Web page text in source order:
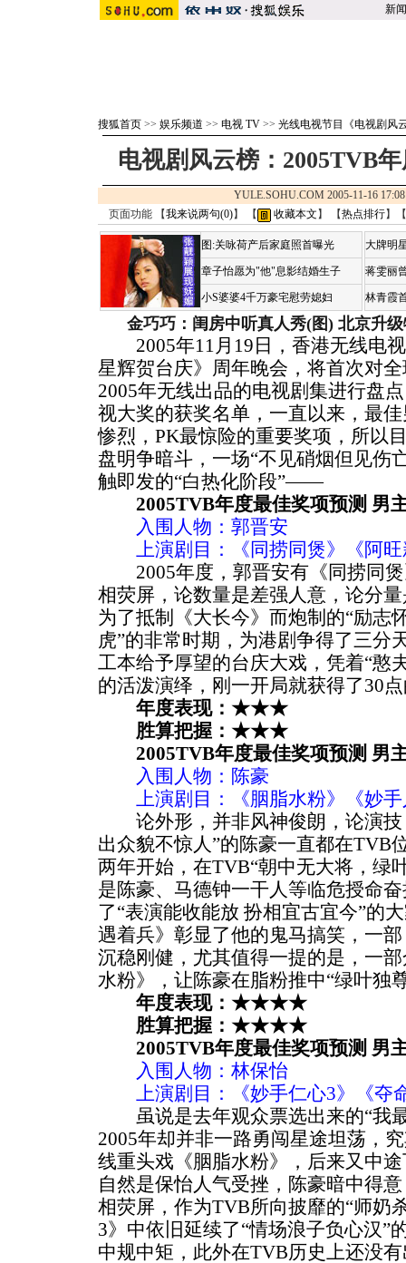
新闻
搜狐首页 >> 娱乐频道 >> 电视 TV >> 光线电视节目《电视剧风
电视剧风云榜：2005TVB
YULE.SOHU.COM 2005-11-16
页面功能 【我来说两句(0)】 【 收藏本文 】 【热点排行】【
图:关咏荷产后家庭照首曝光
章子怡愿为"他"息影结婚生子
小S婆婆4千万豪宅慰劳媳妇
大牌明
蒋雯丽
林青霞
金巧巧：闺房中听真人秀(图) 北京升
2005年11月19日，香港无线电
星辉贺台庆》周年晚会，将首次对
2005年无线出品的电视剧集进行盘
视大奖的获奖名单，一直以来，最
惨烈，PK最惊险的重要奖项，所以
盘明争暗斗，一场“不见硝烟但见伤
触即发的“白热化阶段”——
2005TVB年度最佳奖项预测 男
入围人物：郭晋安
上演剧目：《同捞同煲》《阿
2005年度，郭晋安有《同捞同煲
相荧屏，论数量是差强人意，论分
为了抵制《大长今》而炮制的“励志
虎”的非常时期，为港剧争得了三分
工本给予厚望的台庆大戏，凭着“憨
的活泼演绎，刚一开局就获得了30
年度表现：★★★
胜算把握：★★★
2005TVB年度最佳奖项预测 男
入围人物：陈豪
上演剧目：《胭脂水粉》《妙手
论外形，并非风神俊朗，论演技
出众貌不惊人”的陈豪一直都在TVB
两年开始，在TVB“朝中无大将，绿
是陈豪、马德钟一干人等临危授命
了“表演能收能放 扮相宜古宜今”的
遇着兵》彰显了他的鬼马搞笑，一
沉稳刚健，尤其值得一提的是，一
水粉》，让陈豪在脂粉推中“绿叶
年度表现：★★★★
胜算把握：★★★★
2005TVB年度最佳奖项预测 男
入围人物：林保怡
上演剧目：《妙手仁心3》《夺
虽说是去年观众票选出来的“我
2005年却并非一路勇闯星途坦荡，
线重头戏《胭脂水粉》，后来又中
自然是保怡人气受挫，陈豪暗中得
相荧屏，作为TVB所向披靡的“师奶
3》中依旧延续了“情场浪子负心汉”
中规中矩，此外在TVB历史上还没